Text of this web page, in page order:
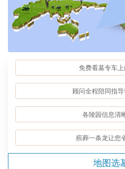
免费看墓专车
顾问全程陪同指
各陵园信息清
殡葬一条龙让您
地图选